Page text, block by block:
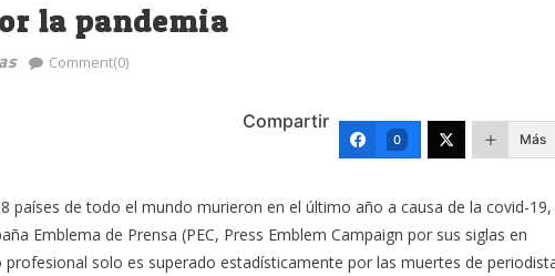
la pandemia
Comment(0)
Compartir
0 Más
países de todo el mundo murieron en el último año a causa de la covid-19,
Emblema de Prensa (PEC, Press Emblem Campaign por sus siglas en
solo es superado estadísticamente por las muertes de